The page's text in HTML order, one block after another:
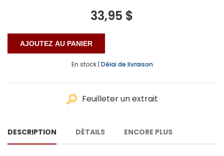
33,95 $
En stock | Délai de livraison
Feuilleter un extrait
DESCRIPTION DÉTAILS ENCORE PLUS